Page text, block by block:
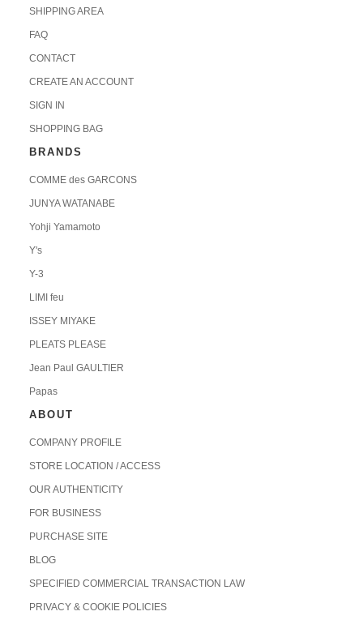
SHIPPING AREA
FAQ
CONTACT
CREATE AN ACCOUNT
SIGN IN
SHOPPING BAG
BRANDS
COMME des GARCONS
JUNYA WATANABE
Yohji Yamamoto
Y's
Y-3
LIMI feu
ISSEY MIYAKE
PLEATS PLEASE
Jean Paul GAULTIER
Papas
ABOUT
COMPANY PROFILE
STORE LOCATION / ACCESS
OUR AUTHENTICITY
FOR BUSINESS
PURCHASE SITE
BLOG
SPECIFIED COMMERCIAL TRANSACTION LAW
PRIVACY & COOKIE POLICIES